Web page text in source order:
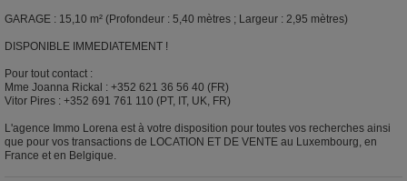
GARAGE : 15,10 m² (Profondeur : 5,40 mètres ; Largeur : 2,95 mètres)
DISPONIBLE IMMEDIATEMENT !
Pour tout contact :
Mme Joanna Rickal : +352 621 36 56 40 (FR)
Vitor Pires : +352 691 761 110 (PT, IT, UK, FR)
L'agence Immo Lorena est à votre disposition pour toutes vos recherches ainsi
que pour vos transactions de LOCATION ET DE VENTE au Luxembourg, en
France et en Belgique.